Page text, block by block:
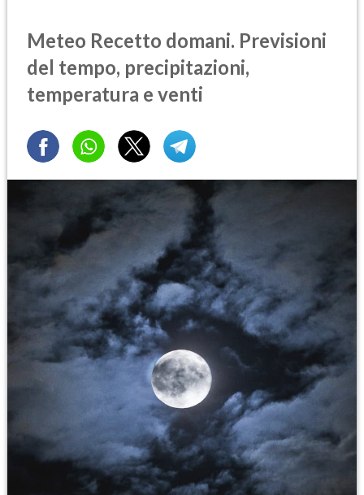
Meteo Recetto domani. Previsioni
del tempo, precipitazioni,
temperatura e venti